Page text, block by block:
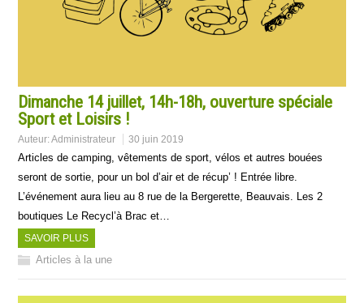
Dimanche 14 juillet, 14h-18h, ouverture spéciale
Sport et Loisirs !
Auteur:Administrateur 30 juin 2019
Articles de camping, vêtements de sport, vélos et autres bouées
seront de sortie, pour un bol d’air et de récup’ ! Entrée libre.
L’événement aura lieu au 8 rue de la Bergerette, Beauvais. Les 2
boutiques Le Recycl’à Brac et…
SAVOIR PLUS
Articles à la une